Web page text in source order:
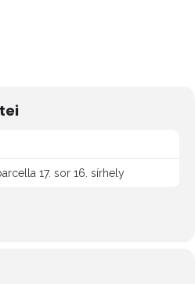
17. sor 16. sírhely